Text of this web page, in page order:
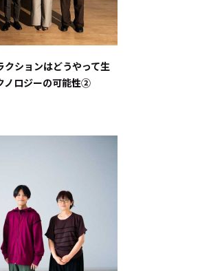
ションはどうやって生
ロジーの可能性②